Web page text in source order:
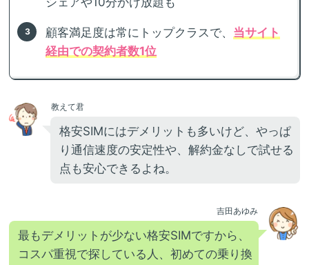
顧客満足度は常にトップクラスで、 当サイト
経由での契約者数1位
教えて君
格安SIMにはデメリットも多いけど、やっぱ
り通信速度の安定性や、解約金なしで試せる
点も安心できるよね。
吉田あゆみ
最もデメリットが少ない格安SIMですから、
コスパ重視で探している人、初めての乗り換